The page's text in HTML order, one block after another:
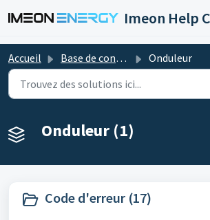
Imeon Help
Accueil Base de connaissances Onduleur
Onduleur (1)
Code d'erreur (17)